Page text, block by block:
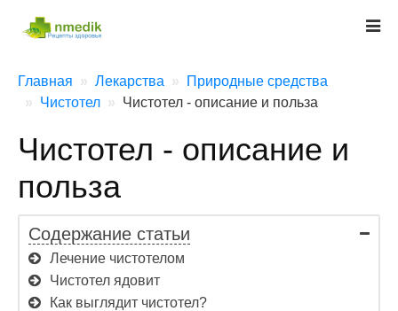
Главная Лекарства
Природные средства
Чистотел
Чистотел - описание и польза
Чистотел - описание и
польза
Содержание статьи
Лечение чистотелом
Чистотел ядовит
Как выглядит чистотел?